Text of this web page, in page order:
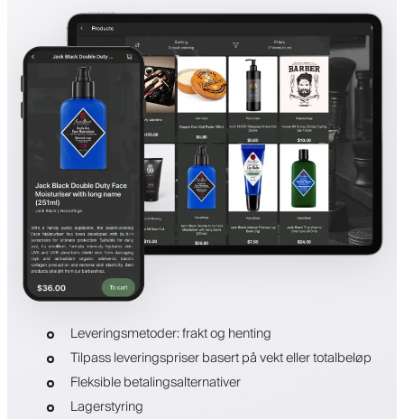
Leveringsmetoder: frakt og henting
Tilpass leveringspriser basert på vekt eller totalbeløp
Fleksible betalingsalternativer
Lagerstyring